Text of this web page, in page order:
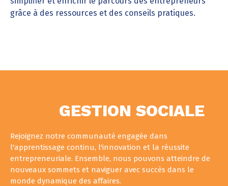
grâce à des ressources et des conseils pratiques.
GESTION SOCIALE
Rejoignez notre communauté engagée dans
l'apprentissage continu, l'innovation et la réussite
entrepreneuriale. Ensemble, nous pouvons atteindre de
nouveaux sommets et naviguer avec succès dans le
monde dynamique des affaires.